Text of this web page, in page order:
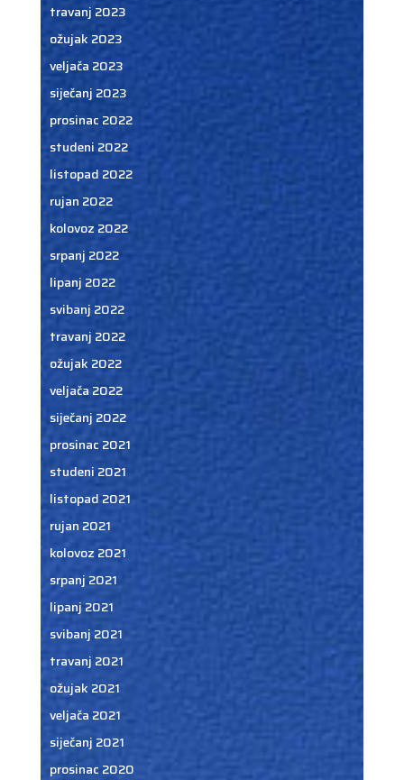
travanj 2023
ožujak 2023
veljača 2023
siječanj 2023
prosinac 2022
studeni 2022
listopad 2022
rujan 2022
kolovoz 2022
srpanj 2022
lipanj 2022
svibanj 2022
travanj 2022
ožujak 2022
veljača 2022
siječanj 2022
prosinac 2021
studeni 2021
listopad 2021
rujan 2021
kolovoz 2021
srpanj 2021
lipanj 2021
svibanj 2021
travanj 2021
ožujak 2021
veljača 2021
siječanj 2021
prosinac 2020